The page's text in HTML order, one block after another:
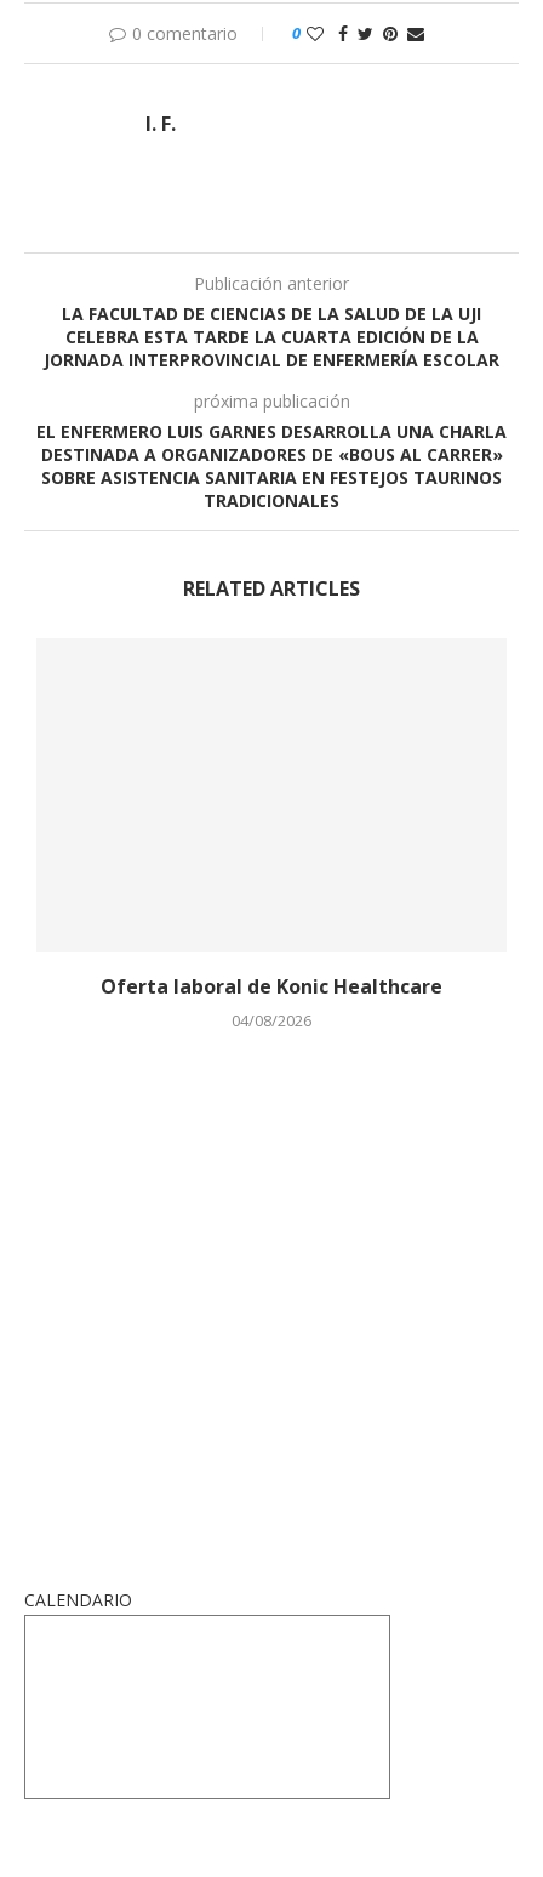
0 comentario 0
I. F.
Publicación anterior
LA FACULTAD DE CIENCIAS DE LA SALUD DE LA UJI
CELEBRA ESTA TARDE LA CUARTA EDICIÓN DE LA
JORNADA INTERPROVINCIAL DE ENFERMERÍA ESCOLAR
próxima publicación
EL ENFERMERO LUIS GARNES DESARROLLA UNA CHARLA
DESTINADA A ORGANIZADORES DE «BOUS AL CARRER»
SOBRE ASISTENCIA SANITARIA EN FESTEJOS TAURINOS
TRADICIONALES
RELATED ARTICLES
Oferta laboral de Konic Healthcare
04/08/2026
CALENDARIO